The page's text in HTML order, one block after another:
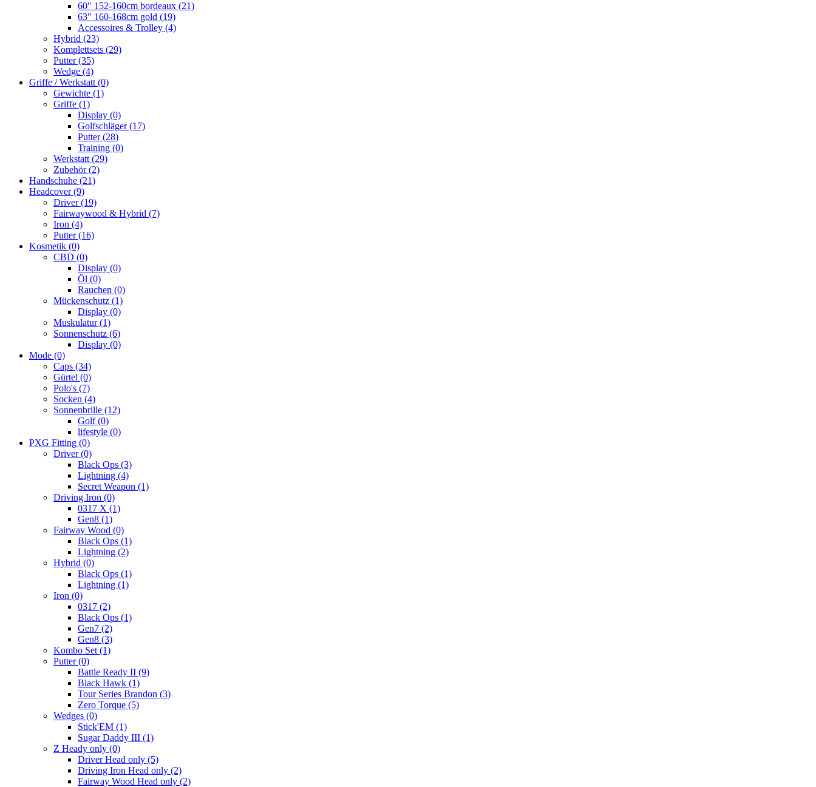
60" 152-160cm bordeaux (21)
63" 160-168cm gold (19)
Accessoires & Trolley (4)
Hybrid (23)
Komplettsets (29)
Putter(35)
Wedge (4)
Griffe / Werkstatt (0)
Gewichte (1)
Griffe (1)
Display (0)
Golfschläger(17)
Putter(28)
Training (0)
Werkstatt (29)
Zubehör(2)
Handschuhe (21)
Headcover(9)
Driver(19)
Fairwaywood & Hybrid (7)
Iron (4)
Putter(16)
Kosmetik (0)
CBD (0)
Display (0)
Öl (0)
Rauchen (0)
Mückenschutz (1)
Display (0)
Muskulatur(1)
Sonnenschutz (6)
Display (0)
Mode (0)
Caps (34)
Gürtel (0)
Polo's (7)
Socken (4)
Sonnenbrille (12)
Golf(0)
lifestyle (0)
PXG Fitting (0)
Driver(0)
Black Ops (3)
Lightning (4)
Secret Weapon (1)
Driving Iron (0)
0317 X (1)
Gen8 (1)
Fairway Wood (0)
Black Ops (1)
Lightning (2)
Hybrid (0)
Black Ops (1)
Lightning (1)
Iron (0)
0317 (2)
Black Ops (1)
Gen7 (2)
Gen8 (3)
Kombo Set (1)
Putter(0)
Battle Ready II (9)
Black Hawk (1)
Tour Series Brandon (3)
Zero Torque (5)
Wedges (0)
Stick'EM (1)
Sugar Daddy III (1)
Z Heady only (0)
Driver Head only (5)
Driving Iron Head only (2)
Fairway Wood Head only (2)